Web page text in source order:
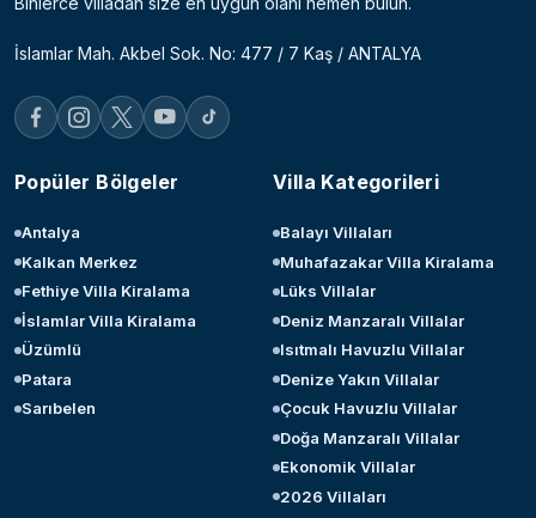
İslamlar Mah. Akbel Sok. No: 477 / 7 Kaş / ANTALYA
Popüler Bölgeler
Antalya
Kalkan Merkez
Fethiye Villa Kiralama
İslamlar Villa Kiralama
Üzümlü
Patara
Sarıbelen
Villa Kategorileri
Balayı Villaları
Muhafazakar Villa Kiralama
Lüks Villalar
Deniz Manzaralı Villalar
Isıtmalı Havuzlu Villalar
Denize Yakın Villalar
Çocuk Havuzlu Villalar
Doğa Manzaralı Villalar
Ekonomik Villalar
2026 Villaları